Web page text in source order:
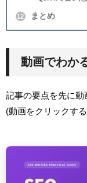
12 まとめ
動画でわか
記事の要点を先に動
(動画をクリックす